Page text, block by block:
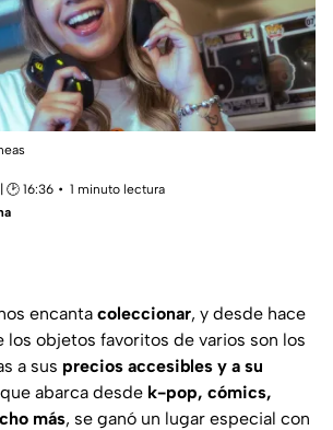
16:36
1 minuto lectura
encanta coleccionar, y desde hace
los objetos favoritos de varios son los
a sus precios accesibles y a su
que abarca desde k-pop, cómics,
más, se ganó un lugar especial con